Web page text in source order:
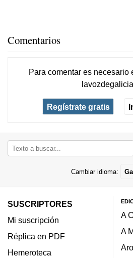
Comentarios
Para comentar es necesario
Regístrate gratis
Cambiar idioma:
SUSCRIPTORES
Mi suscripción
Réplica en PDF
Hemeroteca
A
A